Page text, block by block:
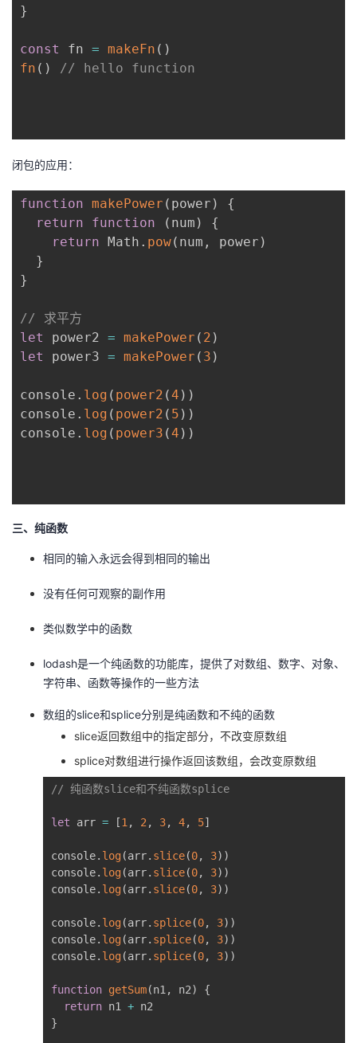
}
const fn = makeFn ( )
fn ( ) // hello function
闭包的应用：
function makePower ( power )
{
return
function ( num )
{
return Math . pow( num , power )
}
}
// 求平方
let
power2 = makePower ( 2 )
let
power3 = makePower ( 3 )
console . log ( power2 (4 ) )
console . log ( power2 ( 5 ) )
console . log ( power3 (4 ) )
三、纯函数
相同的输入永远会得到相同的输出
没有任何可观察的副作用
类似数学中的函数
lodash是一个纯函数的功能库，提供了对数组、数字、对象、
字符串、函数等操作的一些方法
数组的slice和splice分别是纯函数和不纯的函数
slice返回数组中的指定部分，不改变原数组
splice对数组进行操作返回该数组，会改变原数组
// 纯函数slice和不纯函数splice
let arr = [1 , 2 , 3, 4, 5]
console. log(arr. slice(0, 3) )
console. log(arr. slice(0, 3) )
console. log(arr. slice(0, 3) )
console. log(arr. splice(0, 3) )
console. log(arr. splice(0, 3) )
console. log(arr. splice(0, 3) )
function getSum(n1 , n2)
{
return n1 +
}